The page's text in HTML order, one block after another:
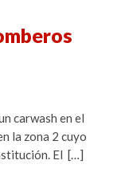
carwash en el
la zona 2 cuyo
El […]